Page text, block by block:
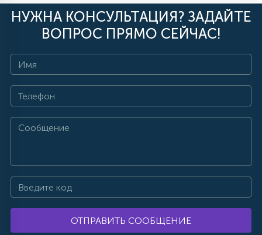
НУЖНА КОНСУЛЬТАЦИЯ? ЗАДАЙТЕ
ВОПРОС ПРЯМО СЕЙЧАС!
ОТПРАВИТЬ СООБЩЕНИЕ